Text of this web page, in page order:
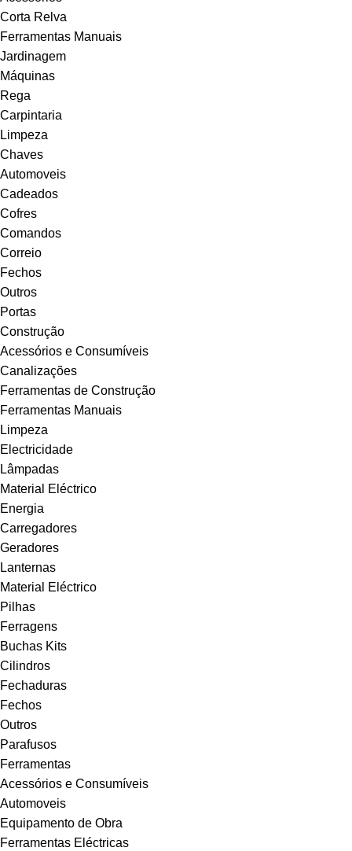
Corta Relva
Ferramentas Manuais
Jardinagem
Máquinas
Rega
Carpintaria
Limpeza
Chaves
Automoveis
Cadeados
Cofres
Comandos
Correio
Fechos
Outros
Portas
Construção
Acessórios e Consumíveis
Canalizações
Ferramentas de Construção
Ferramentas Manuais
Limpeza
Electricidade
Lâmpadas
Material Eléctrico
Energia
Carregadores
Geradores
Lanternas
Material Eléctrico
Pilhas
Ferragens
Buchas Kits
Cilindros
Fechaduras
Fechos
Outros
Parafusos
Ferramentas
Acessórios e Consumíveis
Automoveis
Equipamento de Obra
Ferramentas Eléctricas